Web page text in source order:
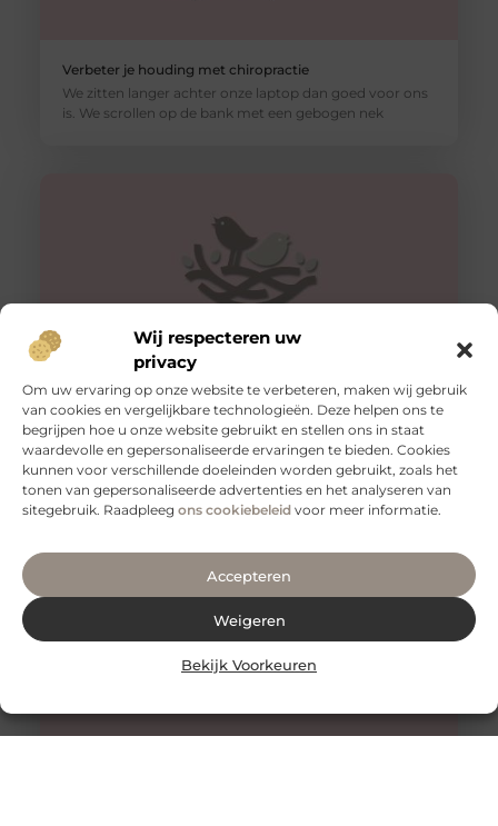
Wij respecteren uw
privacy
Om uw ervaring op onze website te verbeteren, maken wij gebruik
van cookies en vergelijkbare technologieën. Deze helpen ons te
begrijpen hoe u onze website gebruikt en stellen ons in staat
waardevolle en gepersonaliseerde ervaringen te bieden. Cookies
kunnen voor verschillende doeleinden worden gebruikt, zoals het
tonen van gepersonaliseerde advertenties en het analyseren van
sitegebruik. Raadpleeg ons cookiebeleid voor meer informatie.
Accepteren
Weigeren
Bekijk Voorkeuren
Verbeter je houding met chiropractie
We zitten langer achter onze laptop dan goed voor ons
is. We scrollen op de bank met een gebogen nek
Tips voor een goede rug
Een gezonde en sterke rug is essentieel voor een goed
functioneren van je lichaam. Het is niet alleen belangrijk
voor